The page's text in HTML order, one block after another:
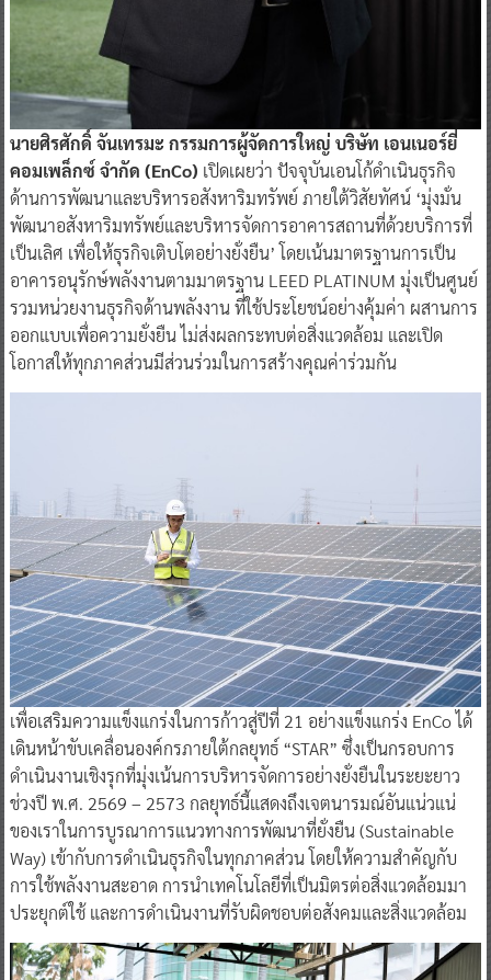
นายศิรศักดิ์ จันเทรมะ กรรมการผู้จัดการใหญ่ บริษัท เอนเนอร์ยี่
คอมเพล็กซ์ จำกัด (EnCo) เปิดเผยว่า ปัจจุบันเอนโก้ดำเนินธุรกิจ
ด้านการพัฒนาและบริหารอสังหาริมทรัพย์ ภายใต้วิสัยทัศน์ ‘มุ่งมั่น
พัฒนาอสังหาริมทรัพย์และบริหารจัดการอาคารสถานที่ด้วยบริการที่
เป็นเลิศ เพื่อให้ธุรกิจเติบโตอย่างยั่งยืน’ โดยเน้นมาตรฐานการเป็น
อาคารอนุรักษ์พลังงานตามมาตรฐาน LEED PLATINUM มุ่งเป็นศูนย์
รวมหน่วยงานธุรกิจด้านพลังงาน ที่ใช้ประโยชน์อย่างคุ้มค่า ผสานการ
ออกแบบเพื่อความยั่งยืน ไม่ส่งผลกระทบต่อสิ่งแวดล้อม และเปิด
โอกาสให้ทุกภาคส่วนมีส่วนร่วมในการสร้างคุณค่าร่วมกัน
เพื่อเสริมความแข็งแกร่งในการก้าวสู่ปีที่ 21 อย่างแข็งแกร่ง EnCo ได้
เดินหน้าขับเคลื่อนองค์กรภายใต้กลยุทธ์ “STAR” ซึ่งเป็นกรอบการ
ดำเนินงานเชิงรุกที่มุ่งเน้นการบริหารจัดการอย่างยั่งยืนในระยะยาว
ช่วงปี พ.ศ. 2569 – 2573 กลยุทธ์นี้แสดงถึงเจตนารมณ์อันแน่วแน่
ของเราในการบูรณาการแนวทางการพัฒนาที่ยั่งยืน (Sustainable
Way) เข้ากับการดำเนินธุรกิจในทุกภาคส่วน โดยให้ความสำคัญกับ
การใช้พลังงานสะอาด การนำเทคโนโลยีที่เป็นมิตรต่อสิ่งแวดล้อมมา
ประยุกต์ใช้ และการดำเนินงานที่รับผิดชอบต่อสังคมและสิ่งแวดล้อม